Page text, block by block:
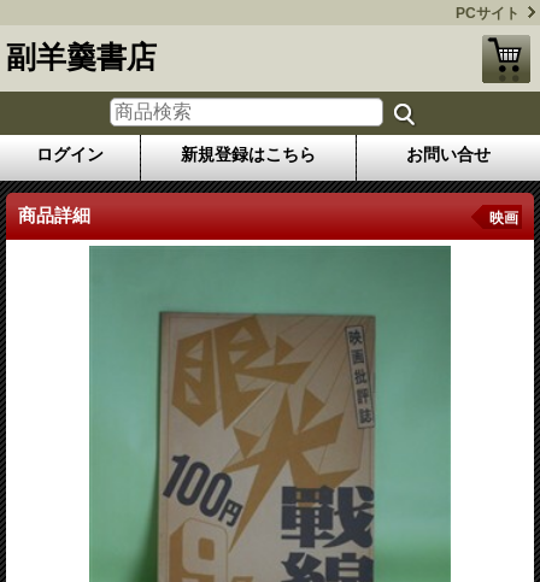
PCサイト
副羊羹書店
ログイン 新規登録はこちら お問い合せ
商品詳細 映画